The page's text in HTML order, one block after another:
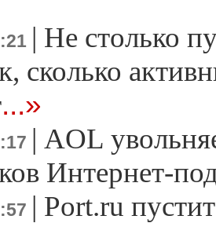
| Не столько
сколько
...»
| AOL
Интернет-
| Port.ru